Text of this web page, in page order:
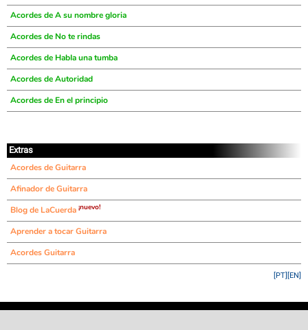
Acordes de A su nombre gloria
Acordes de No te rindas
Acordes de HabIa una tumba
Acordes de Autoridad
Acordes de En el principio
Extras
Acordes de Guitarra
Afinador de Guitarra
Blog de LaCuerda ¡nuevo!
Aprender a tocar Guitarra
Acordes Guitarra
[EN]
[PT]